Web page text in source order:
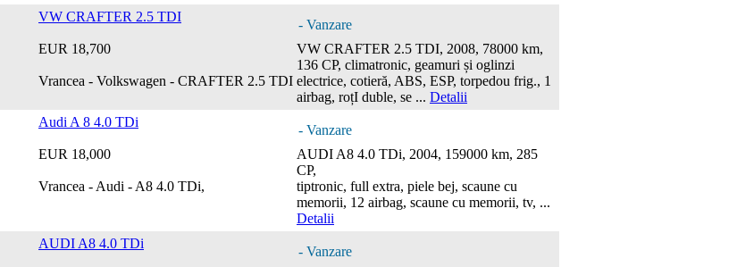
VW CRAFTER 2.5 TDI
- Vanzare
EUR 18,700
Vrancea - Volkswagen - CRAFTER 2.5 TDI
VW CRAFTER 2.5 TDI, 2008, 78000 km,
136 CP, climatronic, geamuri și oglinzi
electrice, cotieră, ABS, ESP, torpedou frig., 1
airbag, roțI duble, se ... Detalii
Audi A 8 4.0 TDi
- Vanzare
EUR 18,000
Vrancea - Audi - A8 4.0 TDi,
AUDI A8 4.0 TDi, 2004, 159000 km, 285
CP,
tiptronic, full extra, piele bej, scaune cu
memorii, 12 airbag, scaune cu memorii, tv, ...
Detalii
AUDI A8 4.0 TDi
- Vanzare